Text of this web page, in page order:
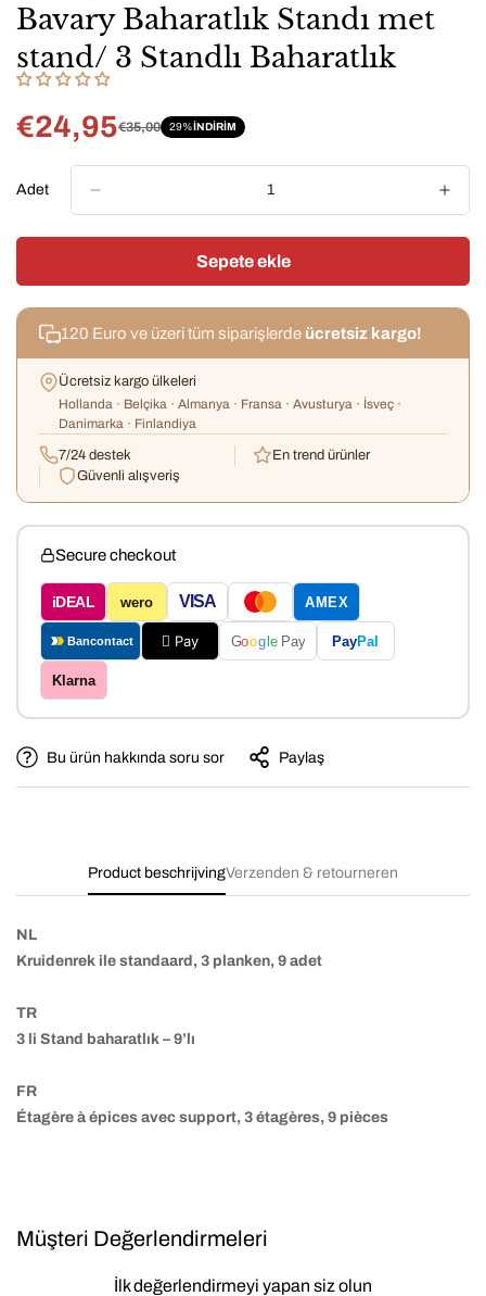
Bavary Baharatlık Standı met
stand/ 3 Standlı Baharatlık
Satış
€24,95
Normal
€35,00 29%INDIRIM
Adet
Sepete ekle
120 Euro ve üzeri tüm siparişlerde ücretsiz kargo!
Ücretsiz kargo ülkeleri
Hollanda · Belçika · Almanya · Fransa · Avusturya · İsveç ·
Danimarka · Finlandiya
7/24 destek
En trend ürünler
Güvenli alışveriş
Secure checkout
iDEAL wero VISA AMEX
Bancontact  Pay Goog le Pay PayPal
Klarna
Bu ürün hakkında soru sor Paylaş
Product beschrijvingVerzenden & retourneren
NL
Kruidenrek ile standaard, 3 planken, 9 adet
TR
3 li Stand baharatlık – 9’lı
FR
Étagère à épices avec support, 3 étagères, 9 pièces
Müşteri Değerlendirmeleri
İlk değerlendirmeyi yapan siz olun